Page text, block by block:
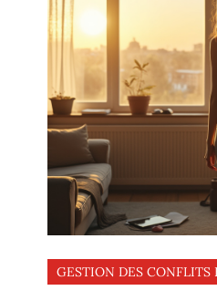
GESTION DES CONFLITS